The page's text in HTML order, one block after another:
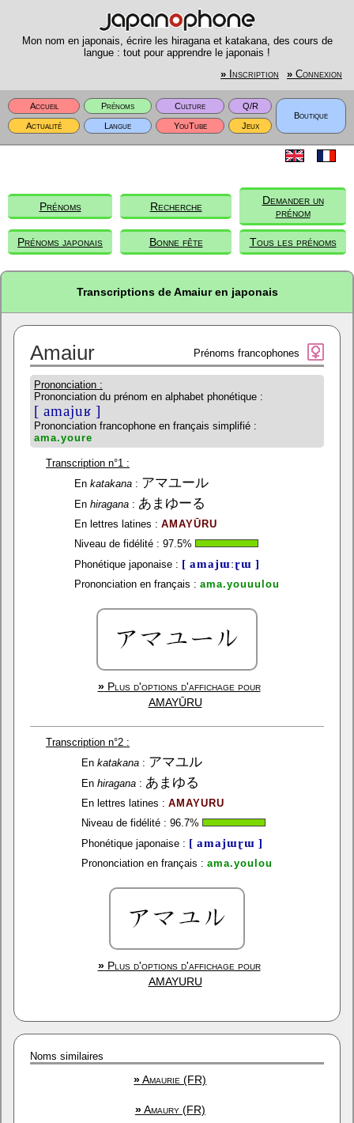
Mon nom en japonais, écrire les hiragana et katakana, des cours de
langue : tout pour apprendre le japonais !
» Inscription » Connexion
Accueil Prénoms Culture
Q/R
Boutique
Actualité
Langue YouTube Jeux
Prénoms Recherche
Demander un
prénom
Prénoms japonais Bonne fête Tous les prénoms
Transcriptions de Amaiur en japonais
Amaiur Prénoms francophones
Prononciation :
Prononciation du prénom en alphabet phonétique :
[ amajuʁ ]
Prononciation francophone en français simplifié :
ama.youre
Transcription n°1 :
En katakana : アマユール
En hiragana : あまゆーる
En lettres latines : AMAYŪRU
Niveau de fidélité : 97.5%
Phonétique japonaise : [ amajɯːɽɯ ]
Prononciation en français : ama.youuulou
»Plus d'options d'affichage pour
AMAYŪRU
Transcription n°2 :
En katakana : アマユル
En hiragana : あまゆる
En lettres latines : AMAYURU
Niveau de fidélité : 96.7%
Phonétique japonaise : [ amajɯɽɯ ]
Prononciation en français : ama.youlou
»Plus d'options d'affichage pour
AMAYURU
Noms similaires
»Amaurie (FR)
»Amaury (FR)